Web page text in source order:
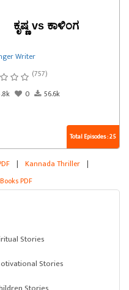
ಕೃಷ್ಣ vs ಕಾಳಿಂಗ
Writer
(757)
0 56.6k
Total Episodes : 25
| Kannada Thriller |
PDF
Stories
Stories